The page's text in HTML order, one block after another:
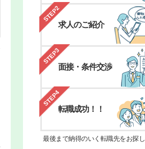
STEP2
求人のご紹介
STEP3
面接・条件交渉
STEP4
転職成功！！
最後まで納得のいく転職先をお探し